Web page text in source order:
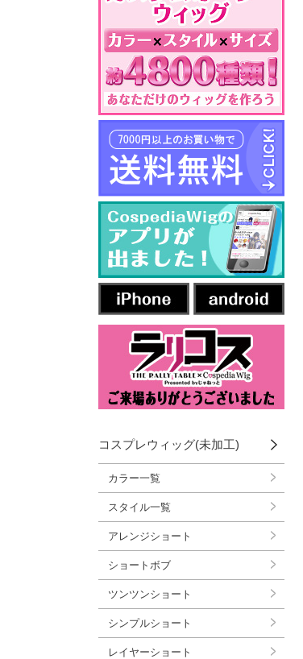
コスプレウィッグ(未加工)
カラー一覧
スタイル一覧
アレンジショート
ショートボブ
ツンツンショート
シンプルショート
レイヤーショート